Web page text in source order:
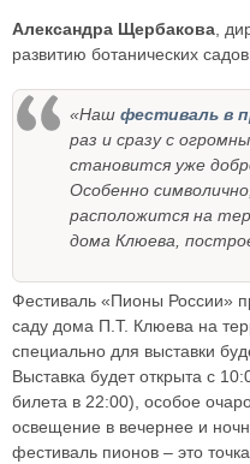
Александра Щербакова,
развитию ботанических
«Наш фестиваль в
раз и сразу с
становится уже
Особенно
расположится на
дома Клюева,
Фестиваль «Пионы России»
саду дома П.Т. Клюева на
специально для выставки
Выставка будет открыта с
билета в 22:00), особое
освещение в вечернее и
фестиваль пионов – это